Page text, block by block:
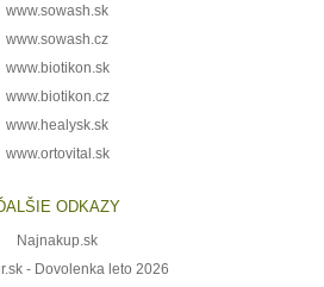
www.sowash.sk
www.sowash.cz
www.biotikon.sk
www.biotikon.cz
www.healysk.sk
www.ortovital.sk
ODKAZY
Najnakup.sk
- Dovolenka leto 2026